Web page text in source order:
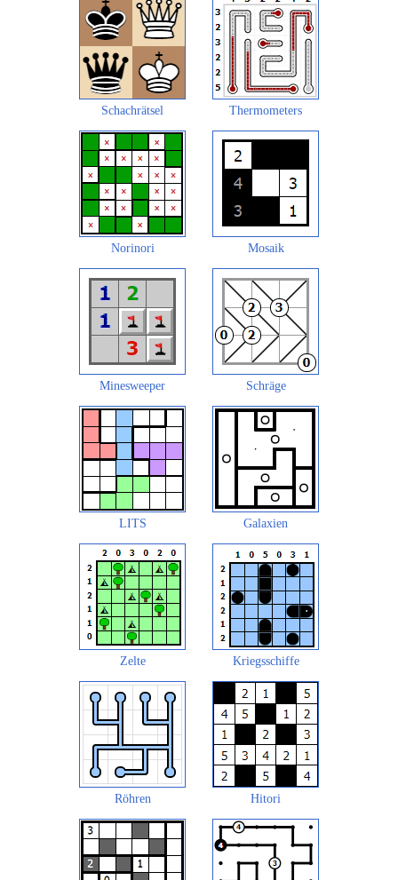
Schachrätsel Thermometers
Norinori Mosaik
Minesweeper Schräge
LITS Galaxien
Zelte Kriegsschiffe
Röhren Hitori